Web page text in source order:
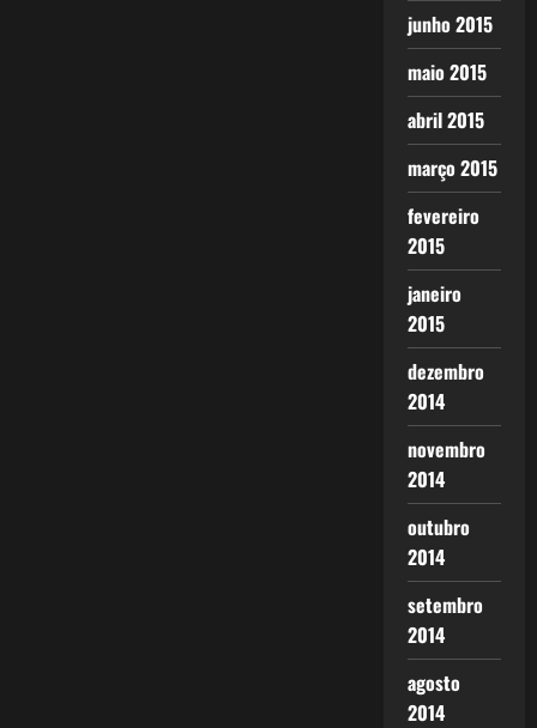
junho 2015
maio 2015
abril 2015
março 2015
fevereiro
2015
janeiro
2015
dezembro
2014
novembro
2014
outubro
2014
setembro
2014
agosto
2014